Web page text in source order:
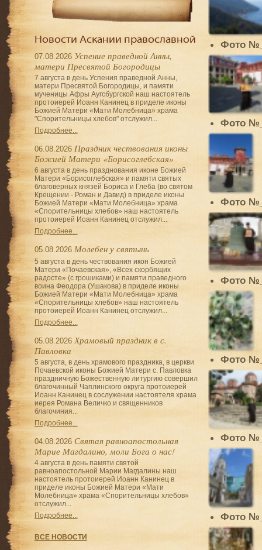
Фото
Фото
Фото
Фото
Фото
Фото
Фото
Новости Аскании православной
07.08.2026 Успение праведной Анны,
матери Пресвятой Богородицы
7 августа в день Успения праведной Анны,
матери Пресвятой Богородицы, и памяти
мученицы Афры Аугсбургской наш настоятель
протоиерей Иоанн Канинец в приделе иконы
Божией Матери «Мати Молебница» храма
"Спорительницы хлебов" отслужил...
Подробнее...
06.08.2026 Праздник чествования иконы
Божией Матери «Борисоглебская»
6 августа в день празднования иконе Божией
Матери «Борисоглебская» и памяти святых
благоверных князей Бориса и Глеба (во святом
Крещении - Роман и Давид) в приделе иконы
Божией Матери «Мати Молебница» храма
«Спорительницы хлебов» наш настоятель
протоиерей Иоанн Канинец отслужил...
Подробнее...
05.08.2026 Молебен у святынь
5 августа в день чествования икон Божией
Матери «Почаевская», «Всех скорбящих
радосте» (с грошиками) и памяти праведного
воина Феодора (Ушакова) в приделе иконы
Божией Матери «Мати Молебница» храма
«Спорительницы хлебов» наш настоятель
протоиерей Иоанн Канинец отслужил...
Подробнее...
05.08.2026 Храмовый праздник в с.
Павловка
5 августа, в день храмового праздника, в церкви
Почаевской иконы Божией Матери с. Павловка
праздничную Божественную литургию совершил
благочинный Чаплинского округа протоиерей
Иоанн Канинец в сослужении настоятеля храма
иерея Романа Величко и священников
благочиния...
Подробнее...
04.08.2026 Святая равноапостольная
Марие Магдалино, моли Бога о нас!
4 августа в день памяти святой
равноапостольной Марии Магдалины наш
настоятель протоиерей Иоанн Канинец в
приделе иконы Божией Матери «Мати
Молебница» храма «Спорительницы хлебов»
отслужил...
Подробнее...
ВСЕ НОВОСТИ